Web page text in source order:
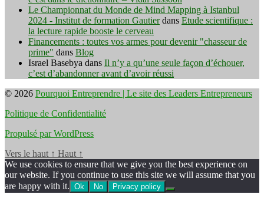
Le Championnat du Monde de Mind Mapping à Istanbul
2024 - Institut de formation Gautierdans Etude scientifique :
la lecture rapide booste le cerveau
Financements : toutes vos armes pour devenir "chasseur de
prime" dans Blog
Israel Basebya dans Il n’y a qu’une seule façon d’échouer,
c’est d’abandonner avant d’avoir réussi
© 2026 Pourquoi Entreprendre | Le site des Leaders Entrepreneurs
Politique de Confidentialité
Propulsé par WordPress
Vers le haut ↑ Haut ↑
We use cookies to ensure that we give you the best experience on
our website. If you continue to use this site we will assume that you
are happy with it. Ok No Privacy policy